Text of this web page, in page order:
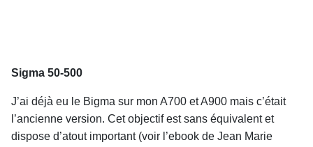
Sigma 50-500
J’ai déjà eu le Bigma sur mon A700 et A900 mais c’était
l’ancienne version. Cet objectif est sans équivalent et
dispose d’atout important (voir l’ebook de Jean Marie